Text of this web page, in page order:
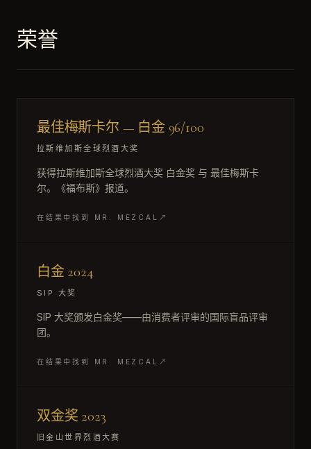
荣誉
96
/ 100
最佳梅斯卡尔 — 白金 96/100
拉斯维加斯全球烈酒大奖
获得拉斯维加斯全球烈酒大奖 白金奖 与 最佳梅斯卡
尔。《福布斯》报道。
在结果中找到 MR. MEZCAL ↗
白金 2024
SIP 大奖
SIP 大奖颁发白金奖——由消费者评审的国际盲品评审
团。
在结果中找到 MR. MEZCAL ↗
双金奖 2023
旧金山世界烈酒大赛